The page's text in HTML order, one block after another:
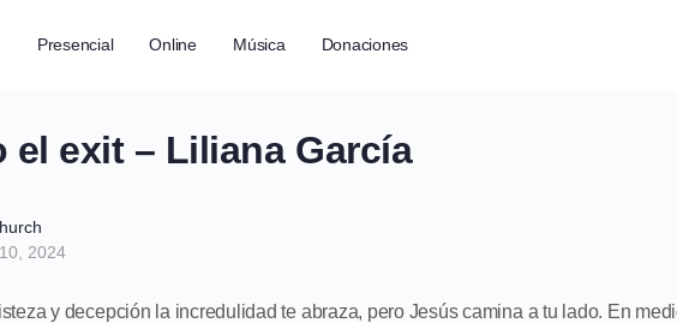
Presencial Online Música Donaciones
el exit – Liliana García
2024
y decepción la incredulidad te abraza, pero Jesús camina a tu lado. En